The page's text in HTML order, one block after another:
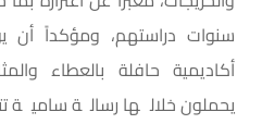
سنوات دراستهم، ومؤكداً أن
أكاديمية حافلة بالعطاء
يحملون خلالها رسالة